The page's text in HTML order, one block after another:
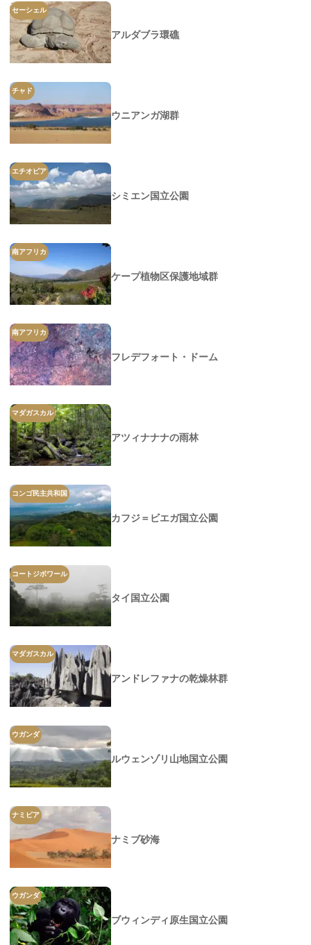
セーシェル
アルダブラ環礁
チャド
ウニアンガ湖群
エチオピア
シミエン国立公園
南アフリカ
ケープ植物区保護地域群
南アフリカ
フレデフォート・ドーム
マダガスカル
アツィナナナの雨林
コンゴ民主共和国
カフジ＝ビエガ国立公園
コートジボワール
タイ国立公園
マダガスカル
アンドレファナの乾燥林群
ウガンダ
ルウェンゾリ山地国立公園
ナミビア
ナミブ砂海
ウガンダ
ブウィンディ原生国立公園